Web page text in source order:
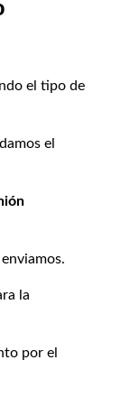
el tipo de
el
la
por el